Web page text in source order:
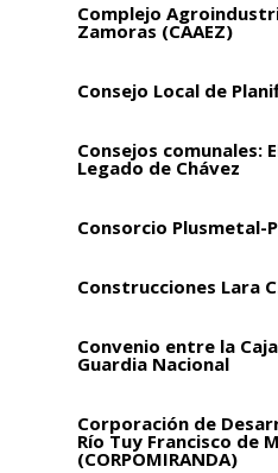
Complejo
Zamoras (CAAEZ)
Consejo Local de
Consejos comunales:
Legado de Chávez
Consorcio Plusmetal-
Construcciones Lara
Convenio entre la
Guardia Nacional
Corporación de
Río Tuy Francisco de
(CORPOMIRANDA)